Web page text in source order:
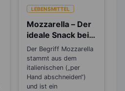
LEBENSMITTEL
Mozzarella – Der
ideale Snack beim
Abnehmen
Der Begriff Mozzarella
stammt aus dem
italienischen („per
Hand abschneiden“)
und ist ein